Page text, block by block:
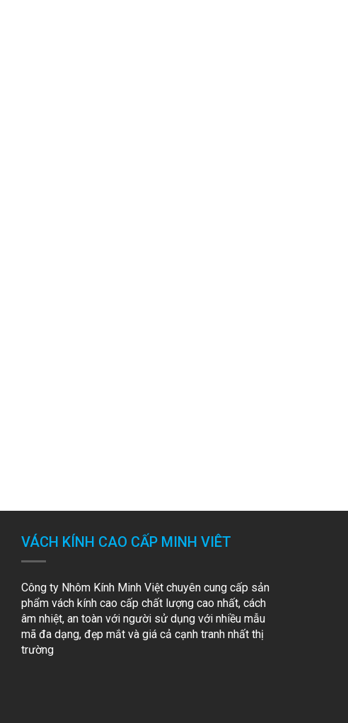
VÁCH KÍNH CAO CẤP MINH VIÊT
Công ty Nhôm Kính Minh Việt chuyên cung cấp sản
phẩm vách kính cao cấp chất lượng cao nhất, cách
âm nhiệt, an toàn với người sử dụng với nhiều mẫu
mã đa dạng, đẹp mắt và giá cả cạnh tranh nhất thị
trường